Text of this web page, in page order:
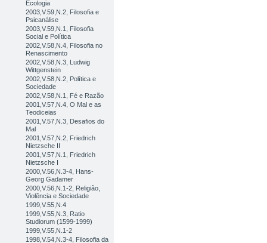
Ecologia
2003,V.59,N.2, Filosofia e
Psicanálise
2003,V.59,N.1, Filosofia
Social e Política
2002,V.58,N.4, Filosofia no
Renascimento
2002,V.58,N.3, Ludwig
Wittgenstein
2002,V.58,N.2, Política e
Sociedade
2002,V.58,N.1, Fé e Razão
2001,V.57,N.4, O Mal e as
Teodiceias
2001,V.57,N.3, Desafios do
Mal
2001,V.57,N.2, Friedrich
Nietzsche II
2001,V.57,N.1, Friedrich
Nietzsche I
2000,V.56,N.3-4, Hans-
Georg Gadamer
2000,V.56,N.1-2, Religião,
Violência e Sociedade
1999,V.55,N.4
1999,V.55,N.3, Ratio
Studiorum (1599-1999)
1999,V.55,N.1-2
1998,V.54,N.3-4, Filosofia da